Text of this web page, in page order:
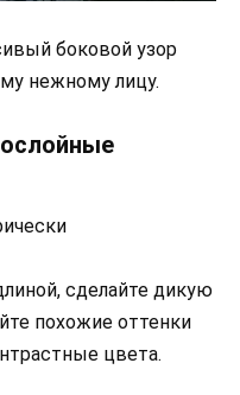
боковой узор
нежному лицу.
сделайте дикую
похожие оттенки
цвета.